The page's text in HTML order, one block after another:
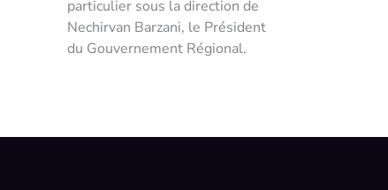
particulier sous la direction de
Nechirvan Barzani, le Président
du Gouvernement Régional.